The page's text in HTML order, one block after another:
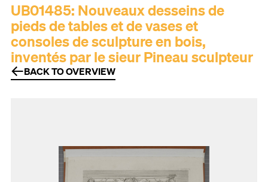
UB01485: Nouveaux desseins de
pieds de tables et de vases et
consoles de sculpture en bois,
inventés par le sieur Pineau sculpteur
BACK TO OVERVIEW